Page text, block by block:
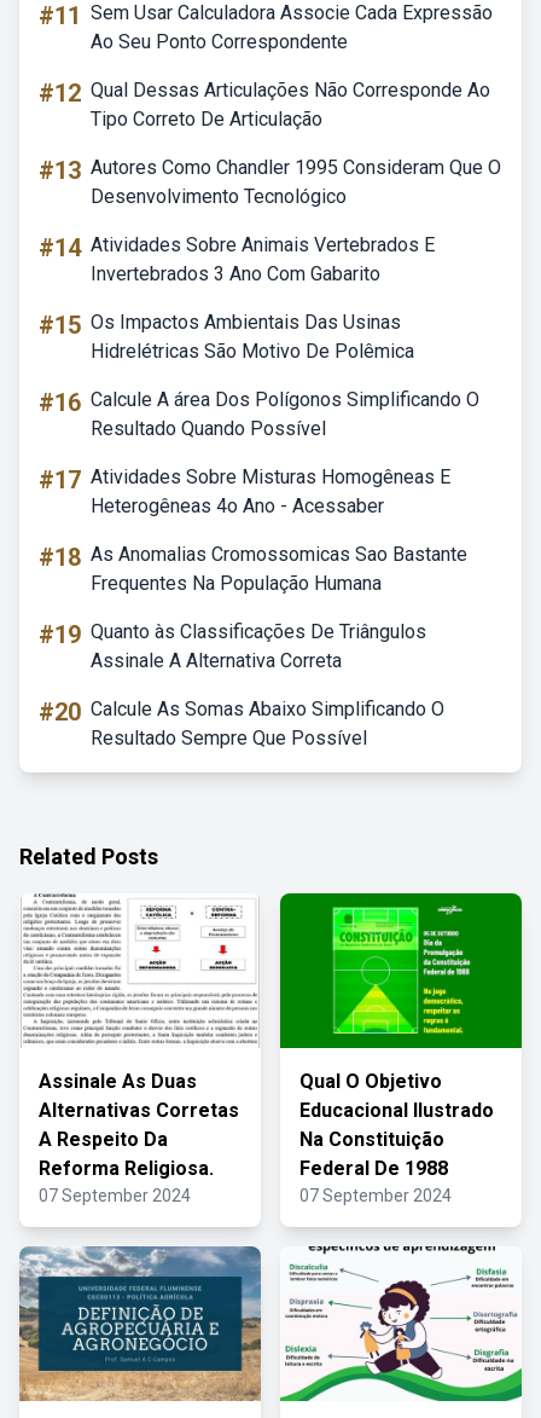
#11 Sem Usar Calculadora Associe Cada Expressão
Ao Seu Ponto Correspondente
#12 Qual Dessas Articulações Não Corresponde Ao
Tipo Correto De Articulação
#13 Autores Como Chandler 1995 Consideram Que O
Desenvolvimento Tecnológico
#14 Atividades Sobre Animais Vertebrados E
Invertebrados 3 Ano Com Gabarito
#15 Os Impactos Ambientais Das Usinas
Hidrelétricas São Motivo De Polêmica
#16 Calcule A área Dos Polígonos Simplificando O
Resultado Quando Possível
#17 Atividades Sobre Misturas Homogêneas E
Heterogêneas 4o Ano - Acessaber
#18 As Anomalias Cromossomicas Sao Bastante
Frequentes Na População Humana
#19 Quanto às Classificações De Triângulos
Assinale A Alternativa Correta
#20 Calcule As Somas Abaixo Simplificando O
Resultado Sempre Que Possível
Related Posts
Assinale As Duas
Alternativas Corretas
A Respeito Da
Reforma Religiosa.
07 September 2024
Qual O Objetivo
Educacional Ilustrado
Na Constituição
Federal De 1988
07 September 2024